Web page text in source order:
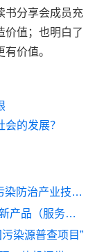
书分享会成员充
价值；也明白了
价值。
的发展？
泷涛环境受邀参加“2018年天津市大气污染防治产业技术创新联盟年会暨京津冀及周边地区大气污染防治技术发展论坛”
泷涛环境两款产品获颁《北京市新技术新产品（服务）证书》
染源普查项目”